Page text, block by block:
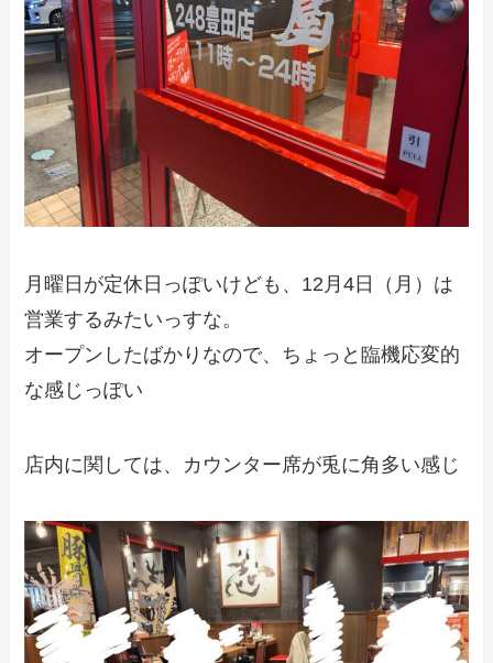
月曜日が定休日っぽいけども、12月4日（月）は
営業するみたいっすな。
オープンしたばかりなので、ちょっと臨機応変的
な感じっぽい
店内に関しては、カウンター席が兎に角多い感じ